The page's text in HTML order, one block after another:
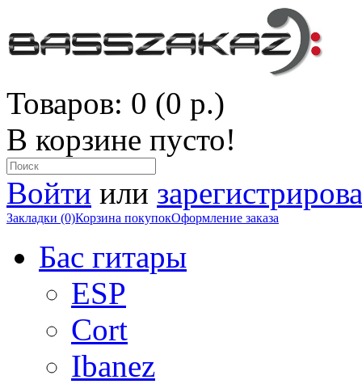
Товаров: 0 (0 р.)
В корзине пусто!
Войти или
Закладки (0)Корзина покупокОформление заказа
Бас гитары
ESP
Cort
Ibanez